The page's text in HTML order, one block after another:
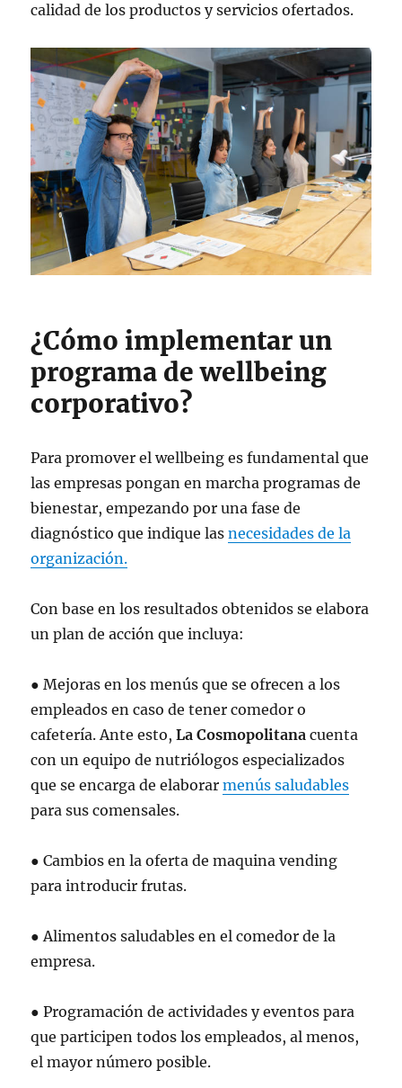
calidad de los productos y servicios ofertados.
¿Cómo implementar un
programa de wellbeing
corporativo?
Para promover el wellbeing es fundamental que
las empresas pongan en marcha programas de
bienestar, empezando por una fase de
diagnóstico que indique lasnecesidades de la
organización.
Con base en los resultados obtenidos se elabora
un plan de acción que incluya:
● Mejoras en los menús que se ofrecen a los
empleados en caso de tener comedor o
cafetería. Ante esto,La Cosmopolitana cuenta
con un equipo de nutriólogos especializados
que se encarga de elaborarmenús saludables
para sus comensales.
● Cambios en la oferta de maquina vending
para introducir frutas.
● Alimentos saludables en el comedor de la
empresa.
● Programación de actividades y eventos para
que participen todos los empleados, al menos,
el mayor número posible.